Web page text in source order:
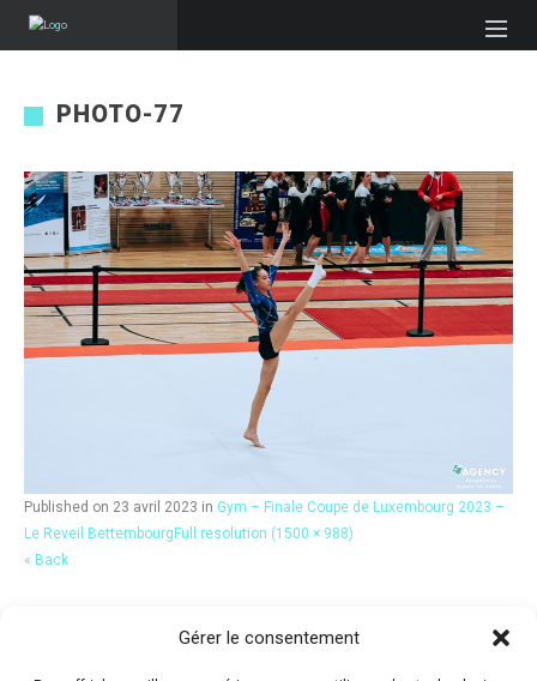
Gérer le consentement
PHOTO-77
Published on 23 avril 2023 in Gym – Finale Coupe de Luxembourg 2023 –
Le Reveil BettembourgFull resolution (1500 × 988)
« Back